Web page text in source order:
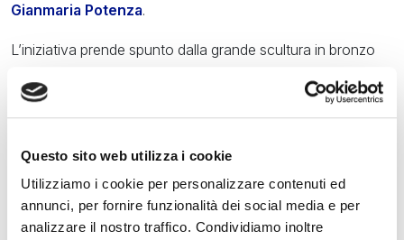
Questo sito web utilizza i cookie
Utilizziamo i cookie per personalizzare contenuti ed
annunci, per fornire funzionalità dei social media e per
analizzare il nostro traffico. Condividiamo inoltre
Gianmaria Potenza.
L’iniziativa prende spunto dalla grande scultura in bronzo
futuro oggetto di donazione e che sarà custodita da
come tutte la serie di bronzi dell’artista, è stata ideata per
essere vista ed “esplorata”, grazie alla materia incorruttibile,
alle caratteristiche delle superfici variamente trattate ed
infine alla mobilità stessa delle opere che spesso possono